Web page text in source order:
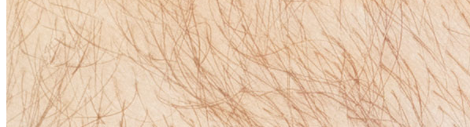
ACESSÓRIOS AÇO CARBONO SOLDAR